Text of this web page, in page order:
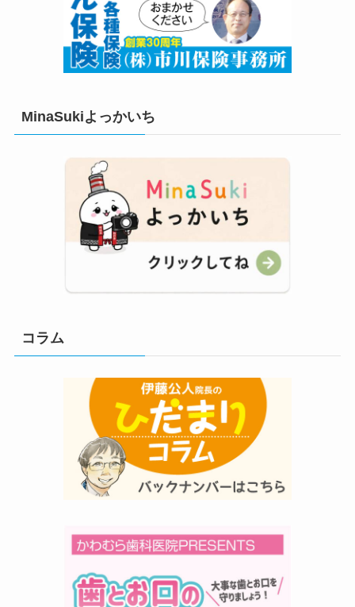
MinaSukiよっかいち
コラム